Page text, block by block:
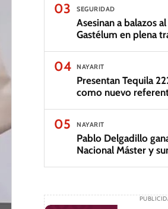
03 SEGURIDAD
Asesinan a balazos
Gastélum en plena
04 NAYARIT
Presentan Tequila
como nuevo
05 NAYARIT
Pablo Delgadillo
Nacional Máster y